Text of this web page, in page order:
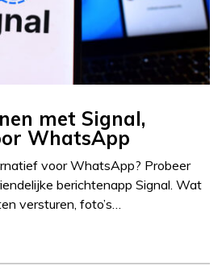
met Signal,
WhatsApp
voor WhatsApp? Probeer
berichtenapp Signal. Wat
versturen, foto’s…